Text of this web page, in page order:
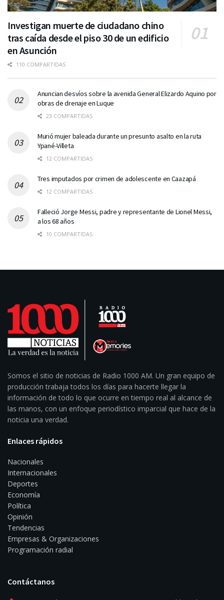
Investigan muerte de ciudadano chino
tras caída desde el piso 30 de un edificio
en Asunción
110 COMPARTIDAS
Anuncian desvíos sobre la avenida General Elizardo Aquino por
obras de drenaje en Luque
23 COMPARTIDAS
Murió mujer baleada durante un presunto asalto en la ruta
Ypané-Villeta
12 COMPARTIDAS
Tres imputados por crimen de adolescente en Caazapá
12 COMPARTIDAS
Falleció Jorge Messi, padre y representante de Lionel Messi,
a los 68 años
10 COMPARTIDAS
Somos el sitio de noticias de Radio 1000 AM. Un gran equipo de
producción trabaja todos los días para hacerte llegar la
información de todo lo que ocurre en tiempo real al alcance de
las manos, con un enfoque periodístico imparcial que hace de la
noticia una verdad.
Enlaces rápidos
Nacionales
Internacionales
Deportes
Economía
Política
Opinión
Tendencias
Empresas & Organizaciones
Programación radial
Contáctanos